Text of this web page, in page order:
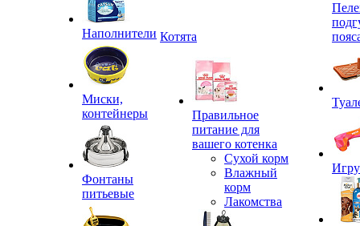
Наполнители
Миски,
контейнеры
Фонтаны
питьевые
Котята
Правильное
питание для
вашего котенка
Сухой корм
Влажный
корм
Лакомства